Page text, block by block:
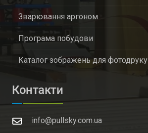
Зварювання аргоном
Програма побудови
Каталог зображень для фотодруку
Контакти
info@pullsky.com.ua